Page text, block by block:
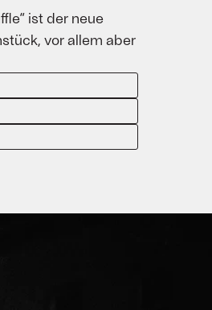
ist der neue
vor allem aber